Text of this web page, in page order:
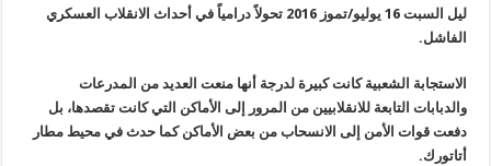
ليل السبت 16 يوليو/تموز 2016 تحولاً درامياً في أحداث الانقلاب العسكري
الفاشل.
الاستجابة الشعبية كانت كبيرة لدرجة أنها منعت العديد من المدرعات
والدبابات التابعة للانقلابيين من المرور إلى الأماكن التي كانت تقصدها، بل
دفعت قوات الأمن إلى الانسحاب من بعض الأماكن كما حدث في محيط مطار
أتاتورك.